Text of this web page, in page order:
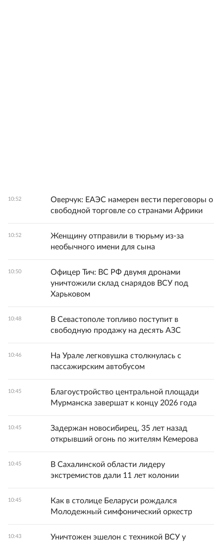
10:52
Оверчук: ЕАЭС намерен вести переговоры о
свободной торговле со странами Африки
10:52
Женщину отправили в тюрьму из-за
необычного имени для сына
10:50
Офицер Тич: ВС РФ двумя дронами
уничтожили склад снарядов ВСУ под
Харьковом
10:48
В Севастополе топливо поступит в
свободную продажу на десять АЗС
10:46
На Урале легковушка столкнулась с
пассажирским автобусом
10:45
Благоустройство центральной площади
Мурманска завершат к концу 2026 года
10:45
Задержан новосибирец, 35 лет назад
открывший огонь по жителям Кемерова
10:45
В Сахалинской области лидеру
экстремистов дали 11 лет колонии
10:45
Как в столице Беларуси рождался
Молодежный симфонический оркестр
10:43 Уничтожен эшелон с техникой ВСУ у